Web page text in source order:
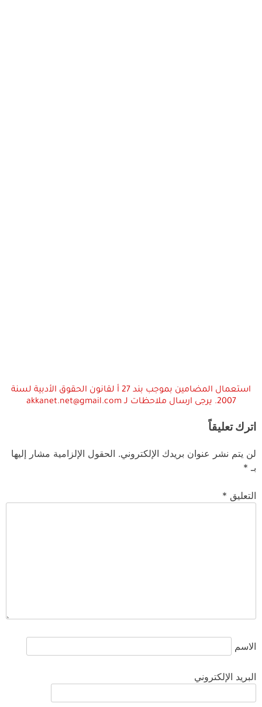
استعمال المضامين بموجب بند 27 أ لقانون الحقوق الأدبية لسنة
2007. يرجى ارسال ملاحظات لـ akkanet.net@gmail.com
اترك تعليقاً
لن يتم نشر عنوان بريدك الإلكتروني. الحقول الإلزامية مشار إليها
بـ *
التعليق *
الاسم
البريد الإلكتروني